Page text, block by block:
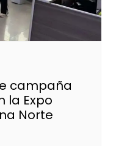
campaña
la Expo
Norte